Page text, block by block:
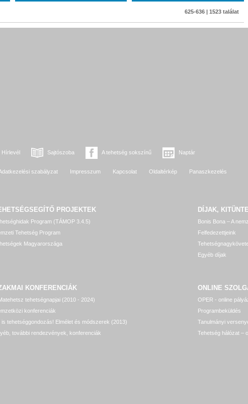
625-636 | 1523 találat
Hírlevél Sajtószoba A tehetség sokszínű Naptár
szabályzat Impresszum Kapcsolat Oldaltérkép Panaszkezelés
PROJEKTEK
Program (TÁMOP 3.4.5)
Tehetség Program
Magyarországa
DÍJAK,
Bonis Bona – A
Felfedezettjeink
Egyéb díjak
KONFERENCIÁK
tehetségnapjai (2010 - 2024)
konferenciák
is tehetséggondozás! Elmélet és módszerek (2013)
további rendezvények, konferenciák
ONLINE
OPER - online
Programbeküldés
Tanulmányi
Tehetség hálózat –